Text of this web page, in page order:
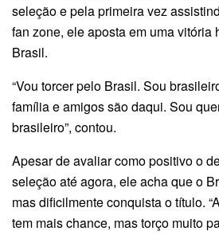
seleção e pela primeira vez
fan zone, ele aposta em uma vitória
Brasil.
“Vou torcer pelo Brasil. Sou
família e amigos são daqui. Sou
brasileiro”, contou.
Apesar de avaliar como positivo o
seleção até agora, ele acha que o
mas dificilmente conquista o título.
tem mais chance, mas torço muito